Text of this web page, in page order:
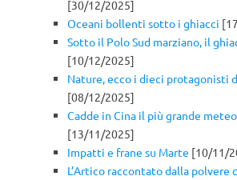
[30/12/2025]
Oceani bollenti sotto i ghiacci
Sotto il Polo Sud marziano, il
[10/12/2025]
Nature, ecco i dieci protagonisti
[08/12/2025]
Cadde in Cina il più grande
[13/11/2025]
Impatti e frane su Marte [10/11/
L’Artico raccontato dalla polvere